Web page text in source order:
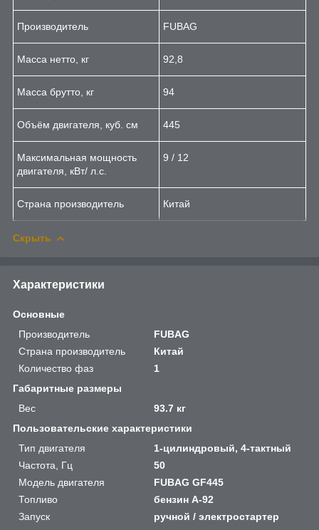
Производитель FUBAG
Масса нетто, кг 92,8
Масса брутто, кг 94
Объём двигателя, куб. см 445
Максимальная мощность
двигателя, кВт/ л.с.
9 / 12
Страна производитель Китай
Скрыть
Характеристики
Основные
Производитель
FUBAG
Страна производитель
Китай
Количество фаз
1
Габаритные размеры
Вес
93.7 кг
Пользовательские характеристики
Тип двигателя
1-цилиндровый, 4-тактный
Частота, Гц
50
Модель двигателя
FUBAG GF445
Топливо
бензин А-92
Запуск
ручной / электростартер